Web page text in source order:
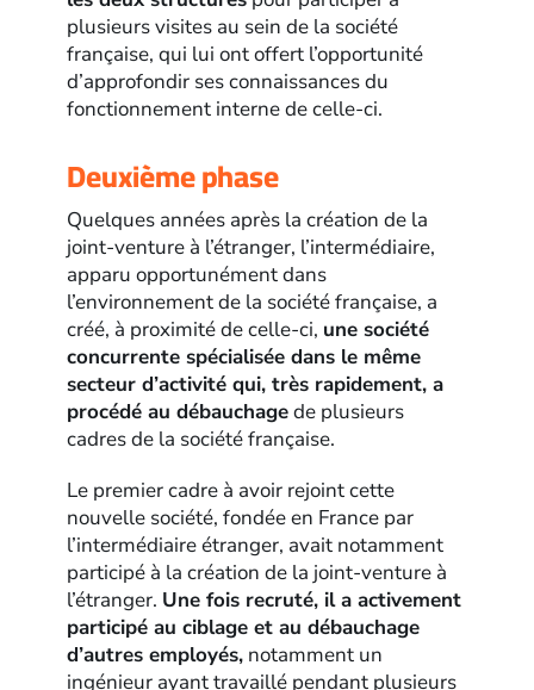
plusieurs visites au sein de la société
française, qui lui ont offert l’opportunité
d’approfondir ses connaissances du
fonctionnement interne de celle-ci.
Deuxième phase
Quelques années après la création de la
joint-venture à l’étranger, l’intermédiaire,
apparu opportunément dans
l’environnement de la société française, a
créé, à proximité de celle-ci, une société
concurrente spécialisée dans le même
secteur d’activité qui, très rapidement, a
procédé au débauchagede plusieurs
cadres de la société française.
Le premier cadre à avoir rejoint cette
nouvelle société, fondée en France par
l’intermédiaire étranger, avait notamment
participé à la création de la joint-venture à
l’étranger. Une fois recruté, il a activement
participé au ciblage et au débauchage
d’autres employés, notamment un
ingénieur ayant travaillé pendant plusieurs